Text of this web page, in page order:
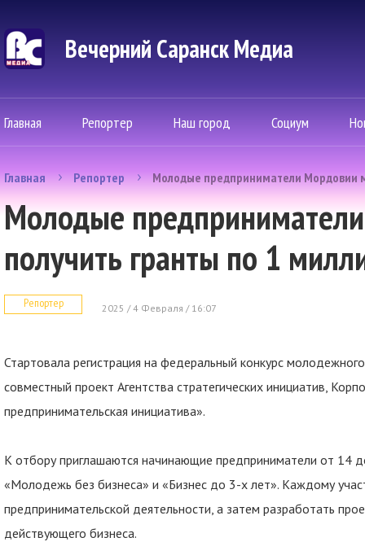
Вечерний Саранск Mедиа
Главная Репортер Наш город Социум
Главная Репортер Молодые предприниматели Мордовии
Молодые
получить гранты по 1
Репортер 2025 / 4 Февраля / 16:07
Стартовала регистрация на федеральный конкурс
совместный проект Агентства стратегических инициатив,
предпринимательская инициатива».
К отбору приглашаются начинающие предприниматели от 14
«Молодежь без бизнеса» и «Бизнес до 3-х лет». Каждому
предпринимательской деятельности, а затем разработать
действующего бизнеса.